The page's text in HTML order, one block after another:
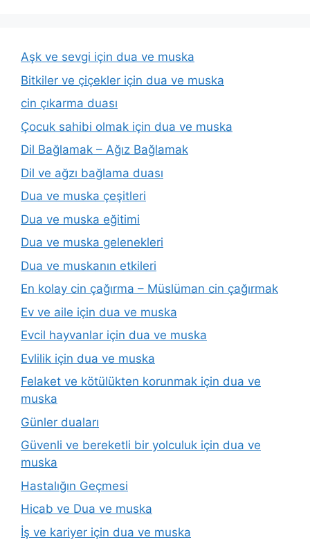
Aşk ve sevgi için dua ve muska
Bitkiler ve çiçekler için dua ve muska
cin çıkarma duası
Çocuk sahibi olmak için dua ve muska
Dil Bağlamak – Ağız Bağlamak
Dil ve ağzı bağlama duası
Dua ve muska çeşitleri
Dua ve muska eğitimi
Dua ve muska gelenekleri
Dua ve muskanın etkileri
En kolay cin çağırma – Müslüman cin çağırmak
Ev ve aile için dua ve muska
Evcil hayvanlar için dua ve muska
Evlilik için dua ve muska
Felaket ve kötülükten korunmak için dua ve
muska
Günler duaları
Güvenli ve bereketli bir yolculuk için dua ve
muska
Hastalığın Geçmesi
Hicab ve Dua ve muska
İş ve kariyer için dua ve muska